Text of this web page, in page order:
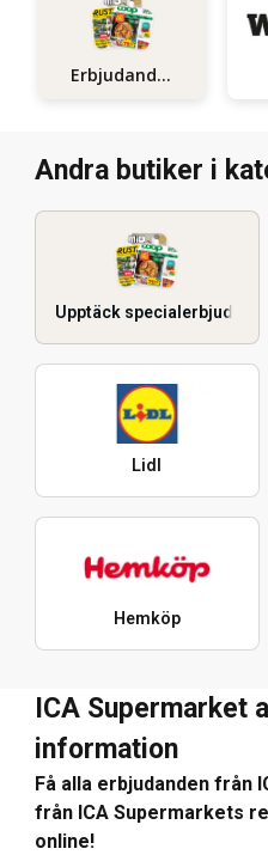
Erbjudanden
Andra butiker i
Upptäck
Lidl
Hemköp
ICA Supermarket
information
Få alla erbjudanden från
från ICA Supermarkets
online!